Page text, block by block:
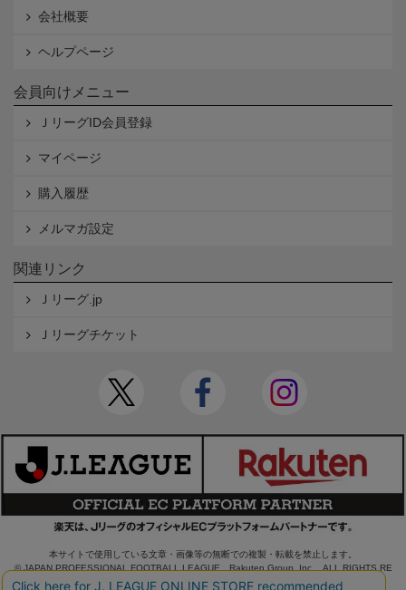
会社概要
ヘルプページ
会員向けメニュー
ＪリーグID会員登録
マイページ
購入履歴
メルマガ設定
関連リンク
Ｊリーグ.jp
Ｊリーグチケット
本サイトで使用している文章・画像等の無断での複製・転載を禁止します。
© JAPAN PROFESSIONAL FOOTBALL LEAGUE Rakuten Group, Inc. ALL RIGHTS RE
SERVED.